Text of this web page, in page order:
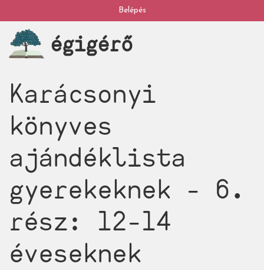
a
tartalomra
My
account
Belépés
égigérő
Karácsonyi
könyves
ajándéklista
gyerekeknek - 6.
rész: 12-14
éveseknek